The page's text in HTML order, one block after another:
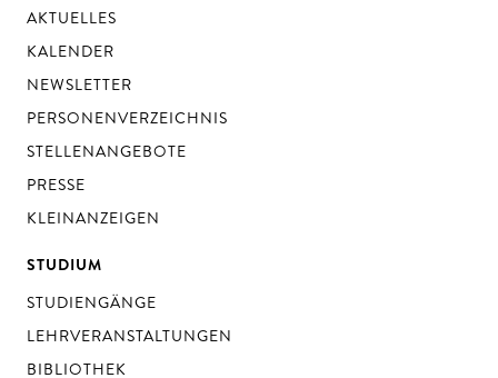
AKTUELLES
KALENDER
NEWSLETTER
PERSONENVERZEICHNIS
STELLENANGEBOTE
PRESSE
KLEINANZEIGEN
STUDIUM
STUDIENGÄNGE
LEHRVERANSTALTUNGEN
BIBLIOTHEK